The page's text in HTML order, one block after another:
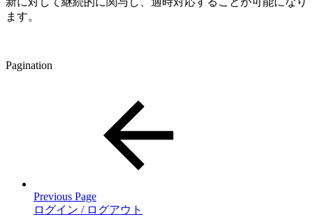
ます。
Pagination
Previous Page
ログイン / ログアウト